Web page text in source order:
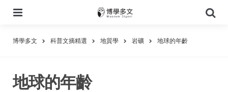
尋
博學多文 科普文摘精選 地質學 岩礦 地球的年齡
地球的年齡